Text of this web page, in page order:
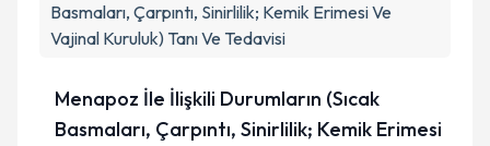
Basmaları, Çarpıntı, Sinirlilik; Kemik Erimesi Ve
Vajinal Kuruluk) Tanı Ve Tedavisi
Menapoz İle İlişkili Durumların (Sıcak
Basmaları, Çarpıntı, Sinirlilik; Kemik Erimesi